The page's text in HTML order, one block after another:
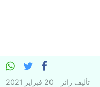
تأليف زائر 20 فبراير 2021